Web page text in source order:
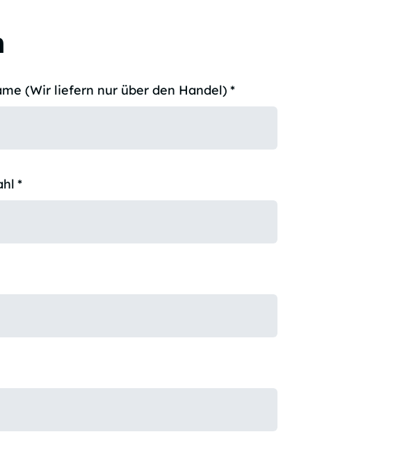
(Wir liefern nur über den Handel) *
*